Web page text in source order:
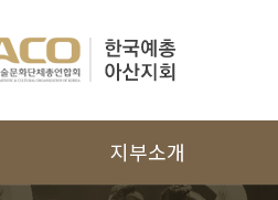
지부소개